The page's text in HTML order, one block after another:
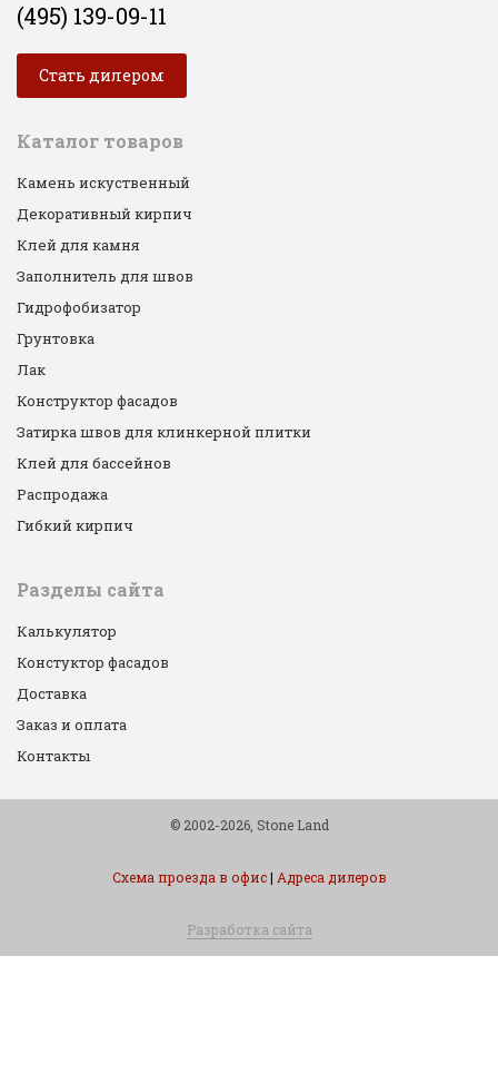
(495) 139-09-11
Стать дилером
Каталог товаров
Камень искуственный
Декоративный кирпич
Клей для камня
Заполнитель для швов
Гидрофобизатор
Грунтовка
Лак
Конструктор фасадов
Затирка швов для клинкерной плитки
Клей для бассейнов
Распродажа
Гибкий кирпич
Разделы сайта
Калькулятор
Констуктор фасадов
Доставка
Заказ и оплата
Контакты
© 2002-2026, Stone Land
Схема проезда в офис| Адреса дилеров
Разработка сайта